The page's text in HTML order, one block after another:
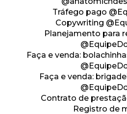
Tráfego pago
Copywriting
Contrato de
Registro de